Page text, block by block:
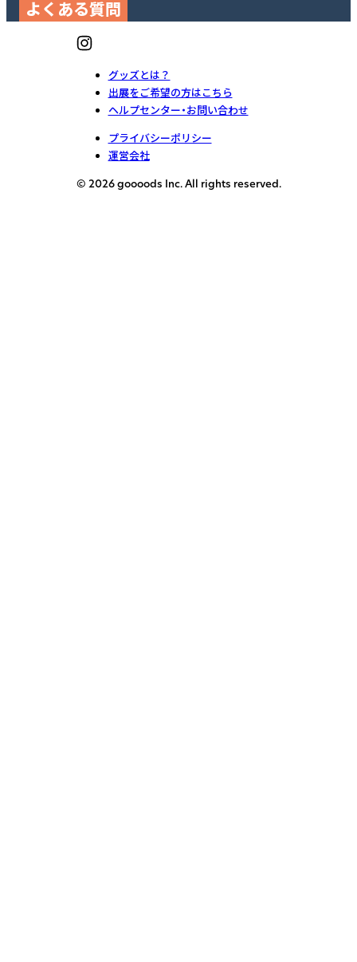
よくある質問
グッズとは？
出展をご希望の方はこちら
ヘルプセンター・お問い合わせ
プライバシーポリシー
運営会社
© 2026 goooods Inc. All rights reserved.